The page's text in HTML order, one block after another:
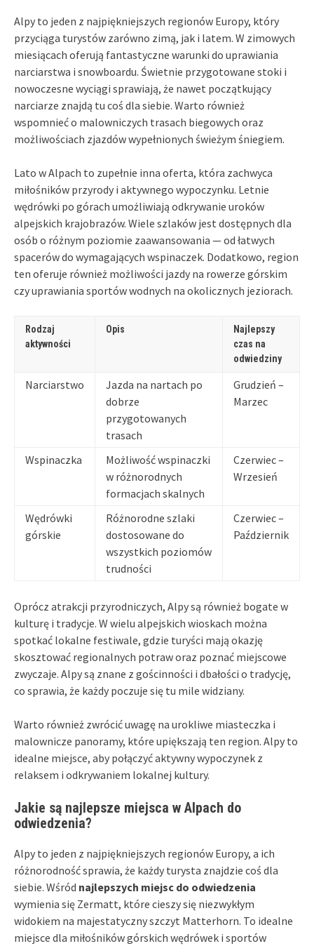
Alpy to jeden z najpiękniejszych regionów Europy, który
przyciąga turystów zarówno zimą, jak i latem. W zimowych
miesiącach oferują fantastyczne warunki do uprawiania
narciarstwa i snowboardu. Świetnie przygotowane stoki i
nowoczesne wyciągi sprawiają, że nawet początkujący
narciarze znajdą tu coś dla siebie. Warto również
wspomnieć o malowniczych trasach biegowych oraz
możliwościach zjazdów wypełnionych świeżym śniegiem.
Lato w Alpach to zupełnie inna oferta, która zachwyca
miłośników przyrody i aktywnego wypoczynku. Letnie
wędrówki po górach umożliwiają odkrywanie uroków
alpejskich krajobrazów. Wiele szlaków jest dostępnych dla
osób o różnym poziomie zaawansowania — od łatwych
spacerów do wymagających wspinaczek. Dodatkowo, region
ten oferuje również możliwości jazdy na rowerze górskim
czy uprawiania sportów wodnych na okolicznych jeziorach.
Rodzaj
aktywności
Opis
Najlepszy
czas na
odwiedziny
Narciarstwo
Jazda na nartach po
dobrze
przygotowanych
trasach
Grudzień –
Marzec
Wspinaczka
Możliwość wspinaczki
w różnorodnych
formacjach skalnych
Czerwiec –
Wrzesień
Wędrówki
górskie
Różnorodne szlaki
dostosowane do
wszystkich poziomów
trudności
Czerwiec –
Październik
Oprócz atrakcji przyrodniczych, Alpy są również bogate w
kulturę i tradycje. W wielu alpejskich wioskach można
spotkać lokalne festiwale, gdzie turyści mają okazję
skosztować regionalnych potraw oraz poznać miejscowe
zwyczaje. Alpy są znane z gościnności i dbałości o tradycję,
co sprawia, że każdy poczuje się tu mile widziany.
Warto również zwrócić uwagę na urokliwe miasteczka i
malownicze panoramy, które upiększają ten region. Alpy to
idealne miejsce, aby połączyć aktywny wypoczynek z
relaksem i odkrywaniem lokalnej kultury.
Jakie są najlepsze miejsca w Alpach do
odwiedzenia?
Alpy to jeden z najpiękniejszych regionów Europy, a ich
różnorodność sprawia, że każdy turysta znajdzie coś dla
siebie. Wśród najlepszych miejsc do odwiedzenia
wymienia się Zermatt, które cieszy się niezwykłym
widokiem na majestatyczny szczyt Matterhorn. To idealne
miejsce dla miłośników górskich wędrówek i sportów